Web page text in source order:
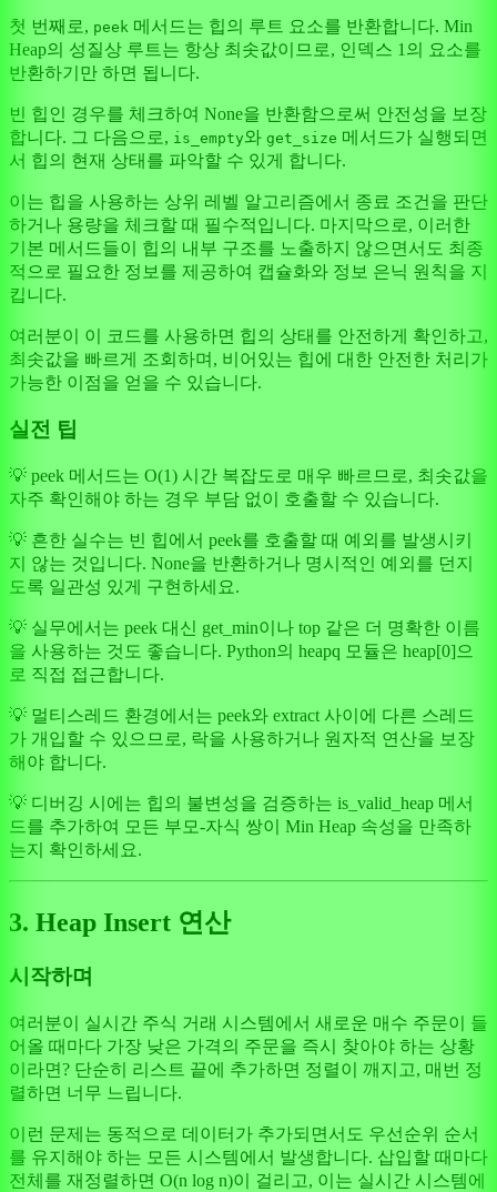
첫 번째로, peek 메서드는 힙의 루트 요소를 반환합니다. Min
Heap의 성질상 루트는 항상 최솟값이므로, 인덱스 1의 요소를
반환하기만 하면 됩니다.
빈 힙인 경우를 체크하여 None을 반환함으로써 안전성을 보장
합니다. 그 다음으로, is_empty와 get_size 메서드가 실행되면
서 힙의 현재 상태를 파악할 수 있게 합니다.
이는 힙을 사용하는 상위 레벨 알고리즘에서 종료 조건을 판단
하거나 용량을 체크할 때 필수적입니다. 마지막으로, 이러한
기본 메서드들이 힙의 내부 구조를 노출하지 않으면서도 최종
적으로 필요한 정보를 제공하여 캡슐화와 정보 은닉 원칙을 지
킵니다.
여러분이 이 코드를 사용하면 힙의 상태를 안전하게 확인하고,
최솟값을 빠르게 조회하며, 비어있는 힙에 대한 안전한 처리가
가능한 이점을 얻을 수 있습니다.
실전 팁
💡 peek 메서드는 O(1) 시간 복잡도로 매우 빠르므로, 최솟값을
자주 확인해야 하는 경우 부담 없이 호출할 수 있습니다.
💡 흔한 실수는 빈 힙에서 peek를 호출할 때 예외를 발생시키
지 않는 것입니다. None을 반환하거나 명시적인 예외를 던지
도록 일관성 있게 구현하세요.
💡 실무에서는 peek 대신 get_min이나 top 같은 더 명확한 이름
을 사용하는 것도 좋습니다. Python의 heapq 모듈은 heap[0]으
로 직접 접근합니다.
💡 멀티스레드 환경에서는 peek와 extract 사이에 다른 스레드
가 개입할 수 있으므로, 락을 사용하거나 원자적 연산을 보장
해야 합니다.
💡 디버깅 시에는 힙의 불변성을 검증하는 is_valid_heap 메서
드를 추가하여 모든 부모-자식 쌍이 Min Heap 속성을 만족하
는지 확인하세요.
3. Heap Insert 연산
시작하며
여러분이 실시간 주식 거래 시스템에서 새로운 매수 주문이 들
어올 때마다 가장 낮은 가격의 주문을 즉시 찾아야 하는 상황
이라면? 단순히 리스트 끝에 추가하면 정렬이 깨지고, 매번 정
렬하면 너무 느립니다.
이런 문제는 동적으로 데이터가 추가되면서도 우선순위 순서
를 유지해야 하는 모든 시스템에서 발생합니다. 삽입할 때마다
전체를 재정렬하면 O(n log n)이 걸리고, 이는 실시간 시스템에